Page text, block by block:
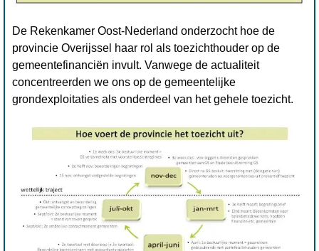
De Rekenkamer Oost-Nederland onderzocht hoe de
provincie Overijssel haar rol als toezichthouder op de
gemeentefinanciën invult. Vanwege de actualiteit
concentreerden we ons op de gemeentelijke
grondexploitaties als onderdeel van het gehele toezicht.